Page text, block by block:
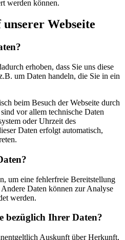
werden können.
Webseite
erhoben, dass Sie uns diese
um Daten handeln, die Sie in ein
beim Besuch der Webseite durch
vor allem technische Daten
oder Uhrzeit des
Daten erfolgt automatisch,
um eine fehlerfreie Bereitstellung
Daten können zur Analyse
werden.
bezüglich Ihrer Daten?
Auskunft über Herkunft,